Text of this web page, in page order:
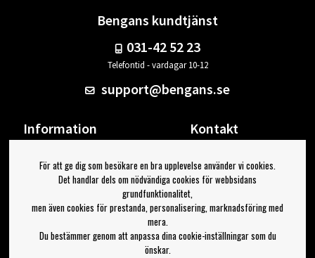
Bengans kundtjänst
031-42 52 23
Telefontid - vardagar 10-12
support@bengans.se
Information
Om Bengans
FAQ / Köp- & Leveransvillkor
Kontakt
Din sida
Logga ut
Jag vill ha tips från Bengans
För att ge dig som besökare en bra upplevelse använder vi cookies.
Det handlar dels om nödvändiga cookies för webbsidans
grundfunktionalitet,
men även cookies för prestanda, personalisering, marknadsföring med
mera.
Du bestämmer genom att anpassa dina cookie-inställningar som du
önskar.